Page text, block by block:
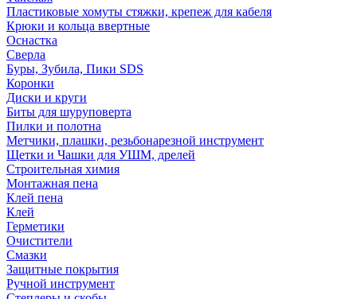
Пластиковые хомуты стяжки, крепеж для кабеля
Крюки и кольца ввертные
Оснастка
Сверла
Буры, Зубила, Пики SDS
Коронки
Диски и круги
Биты для шуруповерта
Пилки и полотна
Метчики, плашки, резьбонарезной инструмент
Щетки и Чашки для УШМ, дрелей
Строительная химия
Монтажная пена
Клей пена
Клей
Герметики
Очистители
Смазки
Защитные покрытия
Ручной инструмент